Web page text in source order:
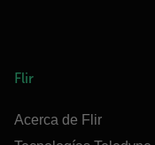
Flir
Acerca de Flir